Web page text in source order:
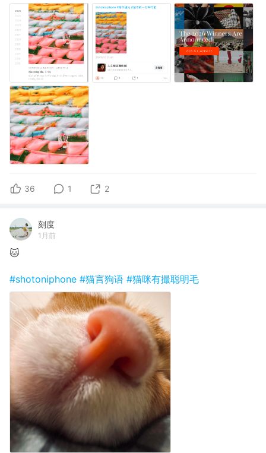
36 1 2
刻度
1月前
🐱
#shotoniphone #猫言狗语 #猫咪有撮聪明毛